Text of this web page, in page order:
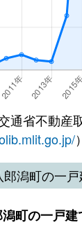
通省不動産
潟町の一
町の一戸